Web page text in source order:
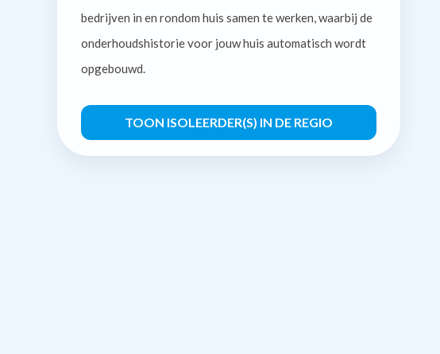
bedrijven in en rondom huis samen te werken, waarbij de
onderhoudshistorie voor jouw huis automatisch wordt
opgebouwd.
TOON ISOLEERDER(S) IN DE REGIO